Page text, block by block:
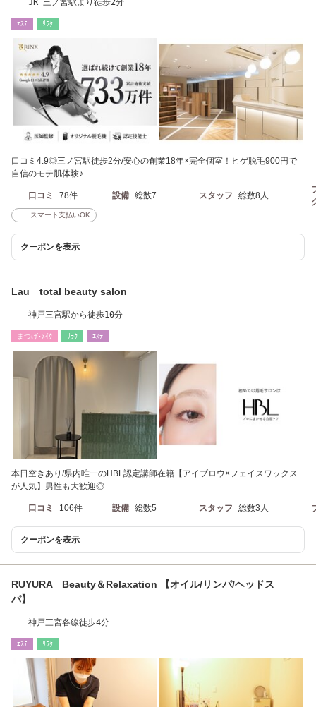
JR 三ノ宮駅より徒歩2分
ｴｽﾃ ﾘﾗｸ
口コミ4.9◎三ノ宮駅徒歩2分/安心の創業18年×完全個室！ヒゲ脱毛900円で
自信のモテ肌体験♪
口コミ 78件 設備 総数7 スタッフ 総数8人
スマート支払いOK
クーポンを表示
Lau total beauty salon
神戸三宮駅から徒歩10分
まつげ･ﾒｲｸ ﾘﾗｸ ｴｽﾃ
本日空きあり/県内唯一のHBL認定講師在籍【アイブロウ×フェイスワックス
が人気】男性も大歓迎◎
口コミ 106件 設備 総数5 スタッフ 総数3人
クーポンを表示
RUYURA Beauty＆Relaxation 【オイル/リンパ/ヘッドス
パ】
神戸三宮各線徒歩4分
ｴｽﾃ ﾘﾗｸ